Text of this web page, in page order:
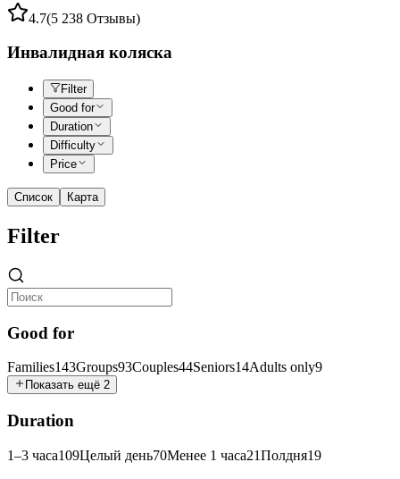
4.7(5 238 Отзывы)
Инвалидная коляска
Filter
Good for
Duration
Difficulty
Price
Список Карта
Filter
Good for
Families143Groups93Couples44Seniors14Adults only9
Показать ещё 2
Duration
1–3 часа109Целый день70Менее 1 часа21Полдня19